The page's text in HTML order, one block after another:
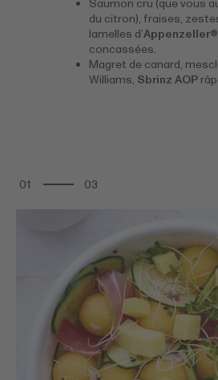
Saumon cru (que vous
du citron), fraises,
lamelles d’Appenzeller®
concassées.
Magret de canard,
Williams, Sbrinz AOP
01 03